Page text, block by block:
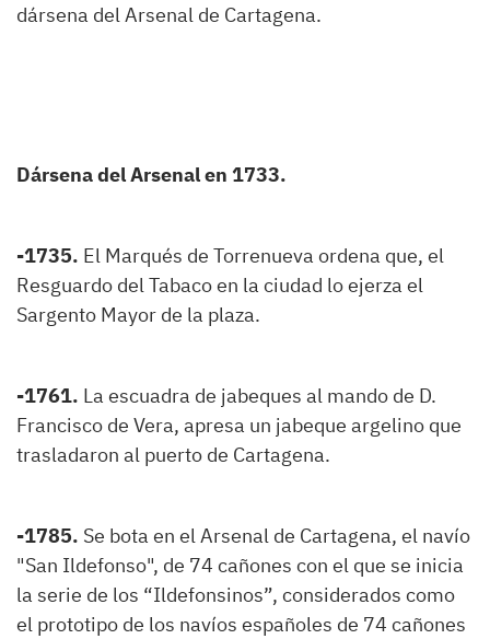
dársena del Arsenal de Cartagena.
Dársena del Arsenal en 1733.
-1735. El Marqués de Torrenueva ordena que, el
Resguardo del Tabaco en la ciudad lo ejerza el
Sargento Mayor de la plaza.
-1761. La escuadra de jabeques al mando de D.
Francisco de Vera, apresa un jabeque argelino que
trasladaron al puerto de Cartagena.
-1785. Se bota en el Arsenal de Cartagena, el navío
"San Ildefonso", de 74 cañones con el que se inicia
la serie de los “Ildefonsinos”, considerados como
el prototipo de los navíos españoles de 74 cañones